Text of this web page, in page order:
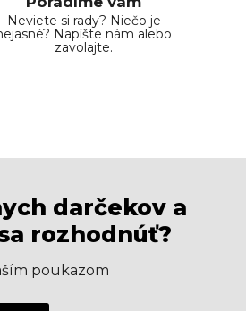
Neviete si rady? Niečo je
Napíšte nám alebo
zavolajte.
darčekov a
rozhodnúť?
poukazom